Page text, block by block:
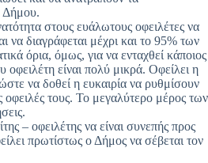
Δήμου.
στους ευάλωτους οφειλέτες να
να διαγράφεται μέχρι και το 95% των
όρια, όμως, για να ενταχθεί κάποιος
είναι πολύ μικρά. Οφείλει η
να δοθεί η ευκαιρία να ρυθμίσουν
οφειλές τους. Το μεγαλύτερο μέρος των
– οφειλέτης να είναι συνεπής προς
πρωτίστως ο Δήμος να σέβεται τον